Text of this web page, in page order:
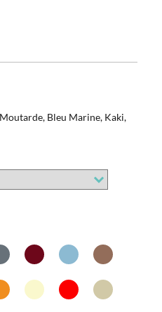
Bleu Marine, Kaki,